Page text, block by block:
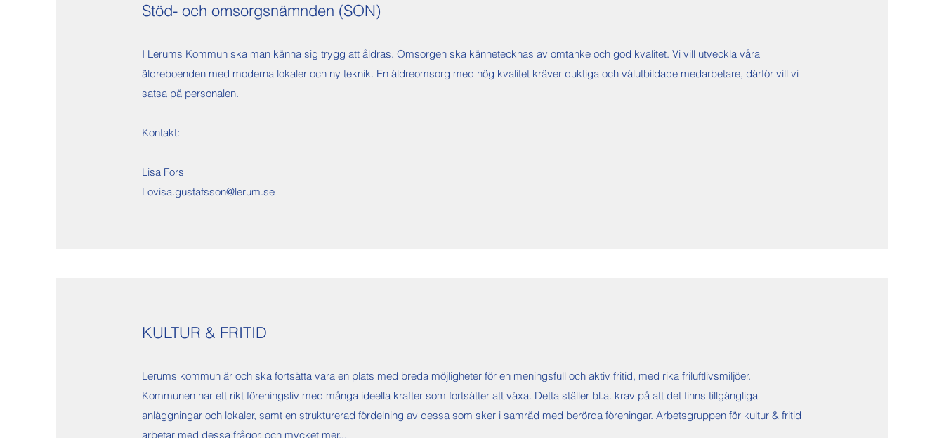
Stöd- och omsorgsnämnden (SON)
I Lerums Kommun ska man känna sig trygg att åldras. Omsorgen ska kännetecknas av omtanke och god kvalitet. Vi vill utveckla våra
äldreboenden med moderna lokaler och ny teknik. En äldreomsorg med hög kvalitet kräver duktiga och välutbildade medarbetare, därför vill vi
satsa på personalen.
Kontakt:
Lisa Fors
Lovisa.gustafsson@lerum.se
KULTUR & FRITID
Lerums kommun är och ska fortsätta vara en plats med breda möjligheter för en meningsfull och aktiv fritid, med rika friluftlivsmiljöer.
Kommunen har ett rikt föreningsliv med många ideella krafter som fortsätter att växa. Detta ställer bl.a. krav på att det finns tillgängliga
anläggningar och lokaler, samt en strukturerad fördelning av dessa som sker i samråd med berörda föreningar. Arbetsgruppen för kultur & fritid
arbetar med dessa frågor, och mycket mer...​